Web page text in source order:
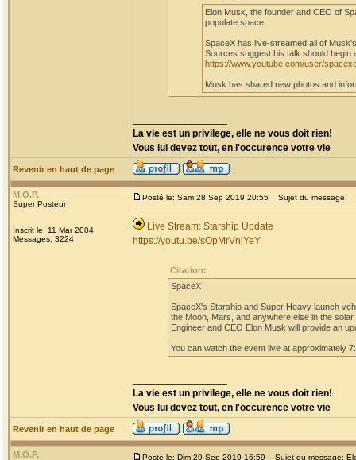
Elon Musk, the founder and CEO of
populate space.
SpaceX has live-streamed all of
Sources suggest his talk should begin
https://www.youtube.com/user/
Musk has shared new photos and
La vie est un privilege, elle ne vous doit rien!
Vous lui devez tout, en l'occurence votre vie
Revenir en haut de page
M.O.P.
Super Posteur
Inscrit le: 11 Mar 2004
Messages: 3224
Posté le: Sam 28 Sep 2019 20:55 Sujet du message:
Live Stream: Starship Update
https://youtu.be/sOpMrVnjYeY
Citation:
SpaceX
SpaceX's Starship and Super Heavy launch
the Moon, Mars, and anywhere else in the
Engineer and CEO Elon Musk will provide an
You can watch the event live at approximately
La vie est un privilege, elle ne vous doit rien!
Vous lui devez tout, en l'occurence votre vie
Revenir en haut de page
M.O.P. Posté le: Dim 29 Sep 2019 16:59 Sujet du message: